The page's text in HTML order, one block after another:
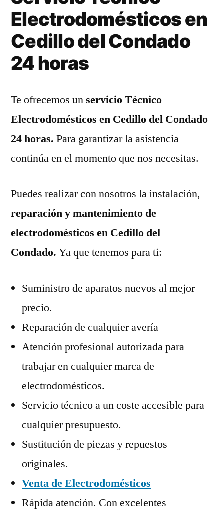
Electrodomésticos en
Cedillo del Condado
24 horas
Te ofrecemos unservicio Técnico
Electrodomésticos en Cedillo del Condado
24 horas. Para garantizar la asistencia
continúa en el momento que nos necesitas.
Puedes realizar con nosotros la instalación,
reparación y mantenimiento de
electrodomésticos en Cedillo del
Condado. Ya que tenemos para ti:
Suministro de aparatos nuevos al mejor
precio.
Reparación de cualquier avería
Atención profesional autorizada para
trabajar en cualquier marca de
electrodomésticos.
Servicio técnico a un coste accesible para
cualquier presupuesto.
Sustitución de piezas y repuestos
originales.
Venta de Electrodomésticos
Rápida atención. Con excelentes